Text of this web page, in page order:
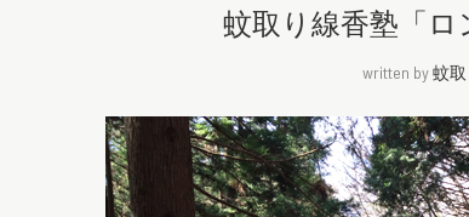
蚊取り線香塾「
written by蚊取